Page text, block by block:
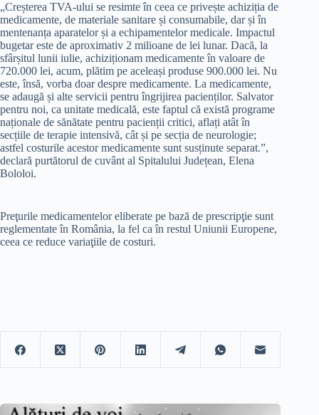
„Creșterea TVA-ului se resimte în ceea ce privește achiziția de
medicamente, de materiale sanitare și consumabile, dar și în
mentenanța aparatelor și a echipamentelor medicale. Impactul
bugetar este de aproximativ 2 milioane de lei lunar. Dacă, la
sfârșitul lunii iulie, achiziționam medicamente în valoare de
720.000 lei, acum, plătim pe aceleași produse 900.000 lei. Nu
este, însă, vorba doar despre medicamente. La medicamente,
se adaugă și alte servicii pentru îngrijirea pacienților. Salvator
pentru noi, ca unitate medicală, este faptul că există programe
naționale de sănătate pentru pacienții critici, aflați atât în
secțiile de terapie intensivă, cât și pe secția de neurologie;
astfel costurile acestor medicamente sunt susținute separat.”,
declară purtătorul de cuvânt al Spitalului Județean, Elena
Bololoi.
Preţurile medicamentelor eliberate pe bază de prescripţie sunt
reglementate în România, la fel ca în restul Uniunii Europene,
ceea ce reduce variaţiile de costuri.